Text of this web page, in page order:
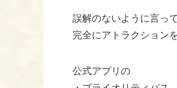
誤解のないように言っ
完全にアトラクション
公式アプリの